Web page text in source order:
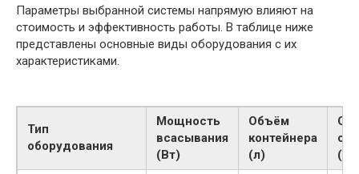
Параметры выбранной системы напрямую влияют на
стоимость и эффективность работы. В таблице ниже
представлены основные виды оборудования с их
характеристиками.
Тип
оборудования
Мощность
всасывания
(Вт)
Объём
контейнера
(л)